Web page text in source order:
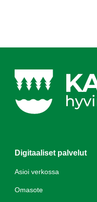
Digitaaliset palvelut
Asioi verkossa
Omasote